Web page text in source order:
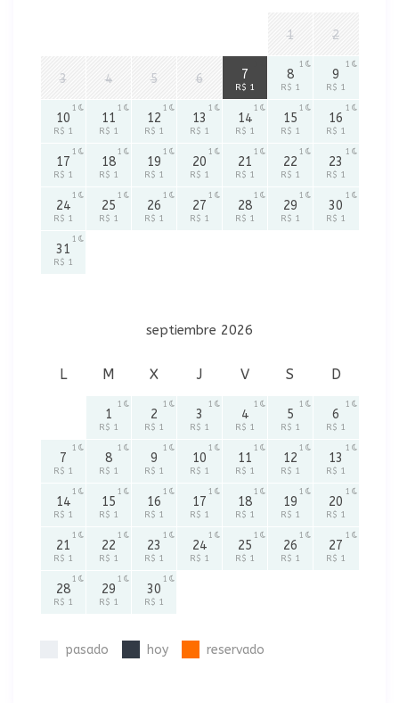
1 2
3 4 5 6 7
R$ 1
8
R$ 1
1
9
R$ 1
1
10
R$ 1
1
11
R$ 1
1
12
R$ 1
1
13
R$ 1
1
14
R$ 1
1
15
R$ 1
1
16
R$ 1
1
17
R$ 1
1
18
R$ 1
1
19
R$ 1
1
20
R$ 1
1
21
R$ 1
1
22
R$ 1
1
23
R$ 1
1
24
R$ 1
1
25
R$ 1
1
26
R$ 1
1
27
R$ 1
1
28
R$ 1
1
29
R$ 1
1
30
R$ 1
1
31
R$ 1
1
septiembre 2026
L M X J V S D
1
R$ 1
1
2
R$ 1
1
3
R$ 1
1
4
R$ 1
1
5
R$ 1
1
6
R$ 1
1
7
R$ 1
1
8
R$ 1
1
9
R$ 1
1
10
R$ 1
1
11
R$ 1
1
12
R$ 1
1
13
R$ 1
1
14
R$ 1
1
15
R$ 1
1
16
R$ 1
1
17
R$ 1
1
18
R$ 1
1
19
R$ 1
1
20
R$ 1
1
21
R$ 1
1
22
R$ 1
1
23
R$ 1
1
24
R$ 1
1
25
R$ 1
1
26
R$ 1
1
27
R$ 1
1
28
R$ 1
1
29
R$ 1
1
30
R$ 1
1
pasado hoy reservado